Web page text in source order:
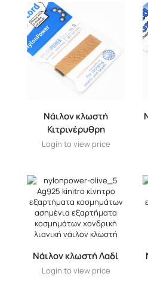
Νάιλον κλωστή
Κιτρινέρυθρη
Login to view price
Νάιλον κλωστή Λαδί
Login to view price